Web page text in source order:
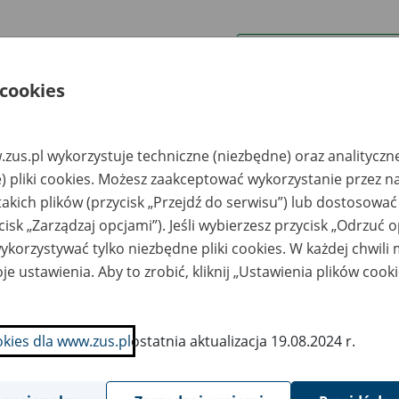
uwagi można przesyłać poprzez
Ukryj wszystkie pozycje bazy
pracy
Miejsce
przechowywania
dokumentów
Nr zespołu akt w
archiwum
państwowym
Daty
Drzewnego
w Trzebiczu
Akt Pracowniczych
Spółka z o.o. ul.
Poznańska 15 62-080
wykorzystuje techniczne (niezbędne) oraz
pliki cookies. Możesz zaakceptować wykorzystanie przez
plików (przycisk „Przejdź do serwisu”) lub
„Zarządzaj opcjami”). Jeśli wybierzesz przycisk „Odrzuć
tylko niezbędne pliki cookies. W każdej chwili
ustawienia. Aby to zrobić, kliknij „Ustawienia plików
dla www.zus.plostatnia aktualizacja 19.08.2024 r.